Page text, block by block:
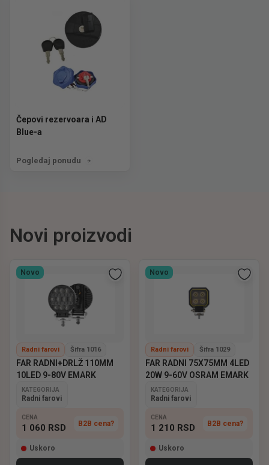
Čepovi rezervoara i AD
Blue-a
Pogledaj ponudu
Novi proizvodi
Novo
Radni farovi Šifra 1016
FAR RADNI+DRLŽ 110MM
10LED 9-80V EMARK
KATEGORIJA
Radni farovi
CENA
1 060 RSD B2B cena?
Uskoro
Novo
Radni farovi Šifra 1029
FAR RADNI 75X75MM 4LED
20W 9-60V OSRAM EMARK
KATEGORIJA
Radni farovi
CENA
1 210 RSD B2B cena?
Uskoro